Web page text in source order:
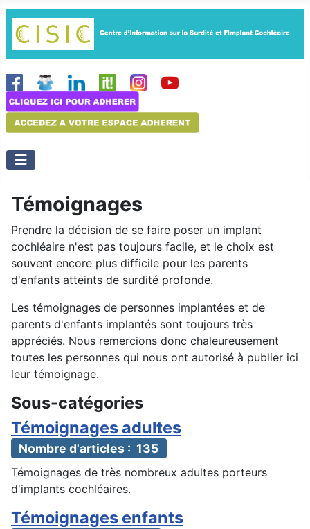
Témoignages
Prendre la décision de se faire poser un implant
cochléaire n'est pas toujours facile, et le choix est
souvent encore plus difficile pour les parents
d'enfants atteints de surdité profonde.
Les témoignages de personnes implantées et de
parents d'enfants implantés sont toujours très
appréciés. Nous remercions donc chaleureusement
toutes les personnes qui nous ont autorisé à publier ici
leur témoignage.
Sous-catégories
Témoignages adultes
Nombre d'articles : 135
Témoignages de très nombreux adultes porteurs
d'implants cochléaires.
Témoignages enfants